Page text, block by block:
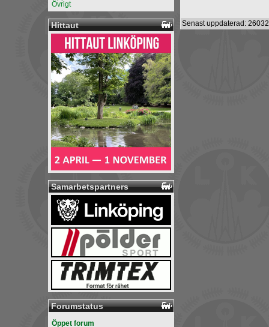
Övrigt
Hittaut
Samarbetspartners
Forumstatus
Öppet forum
Senast uppdaterad: